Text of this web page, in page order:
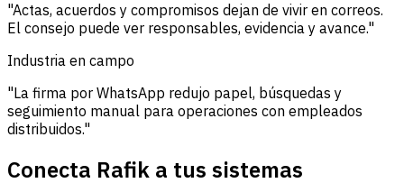
"Actas, acuerdos y compromisos dejan de vivir en correos.
El consejo puede ver responsables, evidencia y avance."
Industria en campo
"La firma por WhatsApp redujo papel, búsquedas y
seguimiento manual para operaciones con empleados
distribuidos."
Conecta Rafik a tus sistemas